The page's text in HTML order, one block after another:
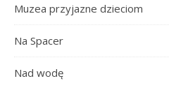
Muzea przyjazne dzieciom
Na Spacer
Nad wodę